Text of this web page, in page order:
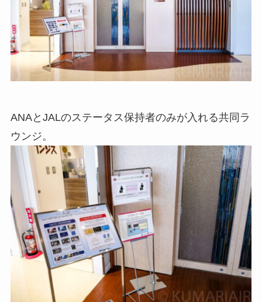
ANAとJALのステータス保持者のみが入れる共同ラ
ウンジ。